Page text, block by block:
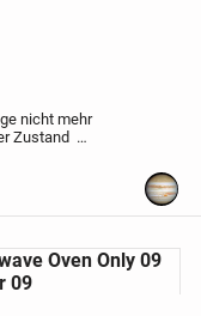
nicht mehr
Zustand
Fr.- Porto
Oven Only 09
09